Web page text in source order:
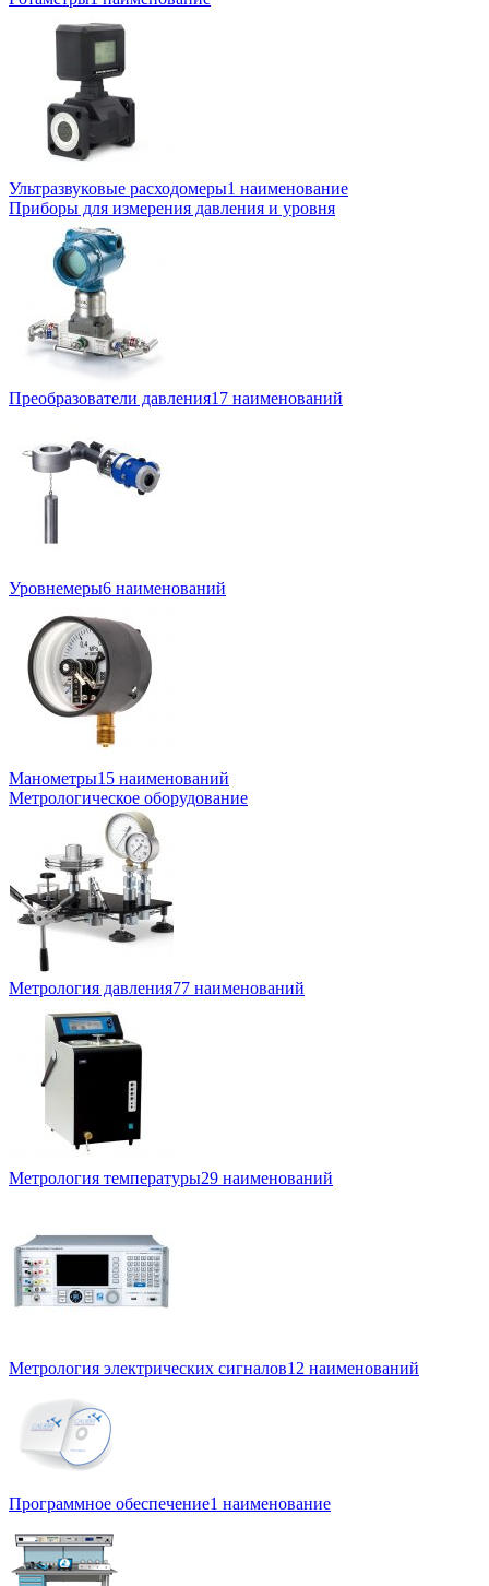
Ультразвуковые расходомеры1 наименование
Приборы для измерения давления и уровня
Преобразователи давления17 наименований
Уровнемеры6 наименований
Манометры15 наименований
Метрологическое оборудование
Метрология давления77 наименований
Метрология температуры29 наименований
Метрология электрических сигналов12 наименований
Программное обеспечение1 наименование